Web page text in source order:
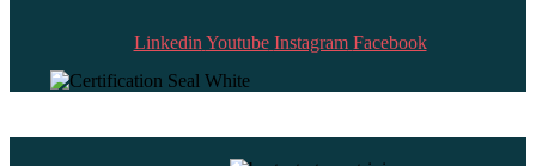
Linkedin Youtube Instagram Facebook